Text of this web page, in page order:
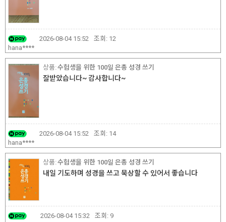
hana****
2026-08-04 15:52 조회: 12
수험생을 위한 100일 은총 성경 쓰기
잘받았습니다~ 감사합니다~
hana****
2026-08-04 15:52 조회: 14
수험생을 위한 100일 은총 성경 쓰기
내일 기도하며 성경을 쓰고 묵상할 수 있어서 좋습니다
2026-08-04 15:32 조회: 9